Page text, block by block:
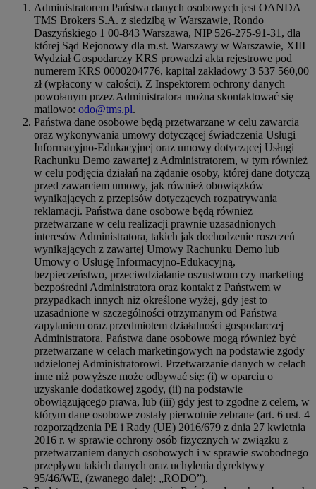
Administratorem Państwa danych osobowych jest OANDA
TMS Brokers S.A. z siedzibą w Warszawie, Rondo
Daszyńskiego 1 00-843 Warszawa, NIP 526-275-91-31, dla
której Sąd Rejonowy dla m.st. Warszawy w Warszawie, XIII
Wydział Gospodarczy KRS prowadzi akta rejestrowe pod
numerem KRS 0000204776, kapitał zakładowy 3 537 560,00
zł (wpłacony w całości). Z Inspektorem ochrony danych
powołanym przez Administratora można skontaktować się
mailowo: odo@tms.pl.
Państwa dane osobowe będą przetwarzane w celu zawarcia
oraz wykonywania umowy dotyczącej świadczenia Usługi
Informacyjno-Edukacyjnej oraz umowy dotyczącej Usługi
Rachunku Demo zawartej z Administratorem, w tym również
w celu podjęcia działań na żądanie osoby, której dane dotyczą
przed zawarciem umowy, jak również obowiązków
wynikających z przepisów dotyczących rozpatrywania
reklamacji. Państwa dane osobowe będą również
przetwarzane w celu realizacji prawnie uzasadnionych
interesów Administratora, takich jak dochodzenie roszczeń
wynikających z zawartej Umowy Rachunku Demo lub
Umowy o Usługę Informacyjno-Edukacyjną,
bezpieczeństwo, przeciwdziałanie oszustwom czy marketing
bezpośredni Administratora oraz kontakt z Państwem w
przypadkach innych niż określone wyżej, gdy jest to
uzasadnione w szczególności otrzymanym od Państwa
zapytaniem oraz przedmiotem działalności gospodarczej
Administratora. Państwa dane osobowe mogą również być
przetwarzane w celach marketingowych na podstawie zgody
udzielonej Administratorowi. Przetwarzanie danych w celach
inne niż powyższe może odbywać się: (i) w oparciu o
uzyskanie dodatkowej zgody, (ii) na podstawie
obowiązującego prawa, lub (iii) gdy jest to zgodne z celem, w
którym dane osobowe zostały pierwotnie zebrane (art. 6 ust. 4
rozporządzenia PE i Rady (UE) 2016/679 z dnia 27 kwietnia
2016 r. w sprawie ochrony osób fizycznych w związku z
przetwarzaniem danych osobowych i w sprawie swobodnego
przepływu takich danych oraz uchylenia dyrektywy
95/46/WE, (zwanego dalej: „RODO”).